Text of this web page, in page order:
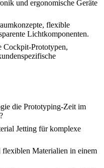
und ergonomische Geräte
flexible
Lichtkomponenten.
Cockpit-Prototypen,
die Prototyping-Zeit im
Jetting für komplexe
Materialien in einem